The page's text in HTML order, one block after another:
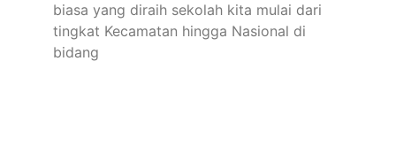
biasa yang diraih sekolah kita mulai dari
tingkat Kecamatan hingga Nasional di
bidang